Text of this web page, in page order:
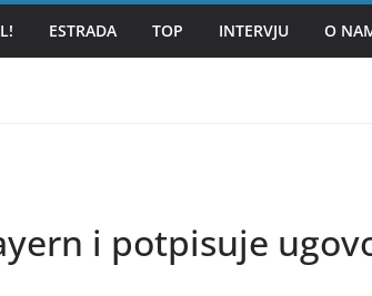
ESTRADA TOP INTERVJU O
i potpisuje